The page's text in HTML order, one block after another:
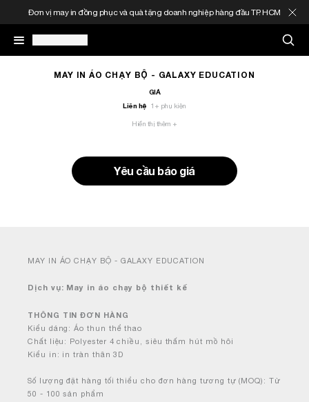
đầu TP. HCM MIỄN PHÍ ship nội thành TP. HCM cho đơn
May In Đồng Phục
Quà Tặng Doanh Nghiệp
Gia Công Thời Trang
Thông Tin
MAY IN ÁO CHẠY BỘ - GALAXY EDUCATION
GIÁ
Liên hệ
1 + phụ kiện
Hiển thị thêm +
Yêu cầu báo giá
MAY IN ÁO CHẠY BỘ - GALAXY EDUCATION
Dịch vụ: May in áo chạy bộ thiết kế
THÔNG TIN ĐƠN HÀNG
Kiểu dáng: Áo thun thể thao
Chất liệu: Polyester 4 chiều, siêu thấm hút mồ hôi
Kiểu in: in tràn thân 3D
Số lượng đặt hàng tối thiểu cho đơn hàng tương tự (MOQ): Từ
50 - 100 sản phẩm